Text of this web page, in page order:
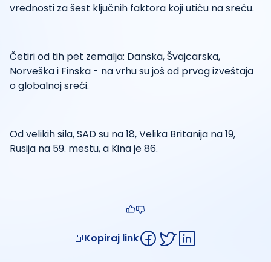
vrednosti za šest ključnih faktora koji utiču na sreću.
Četiri od tih pet zemalja: Danska, Švajcarska,
Norveška i Finska - na vrhu su još od prvog izveštaja
o globalnoj sreći.
Od velikih sila, SAD su na 18, Velika Britanija na 19,
Rusija na 59. mestu, a Kina je 86.
Kopiraj link